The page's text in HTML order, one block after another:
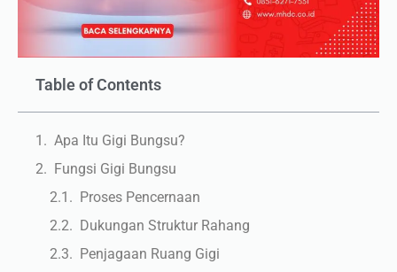
Table of Contents
Apa Itu Gigi Bungsu?
Fungsi Gigi Bungsu
Proses Pencernaan
Dukungan Struktur Rahang
Penjagaan Ruang Gigi